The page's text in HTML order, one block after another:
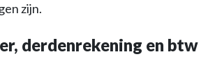
zijn.
derdenrekening en btw